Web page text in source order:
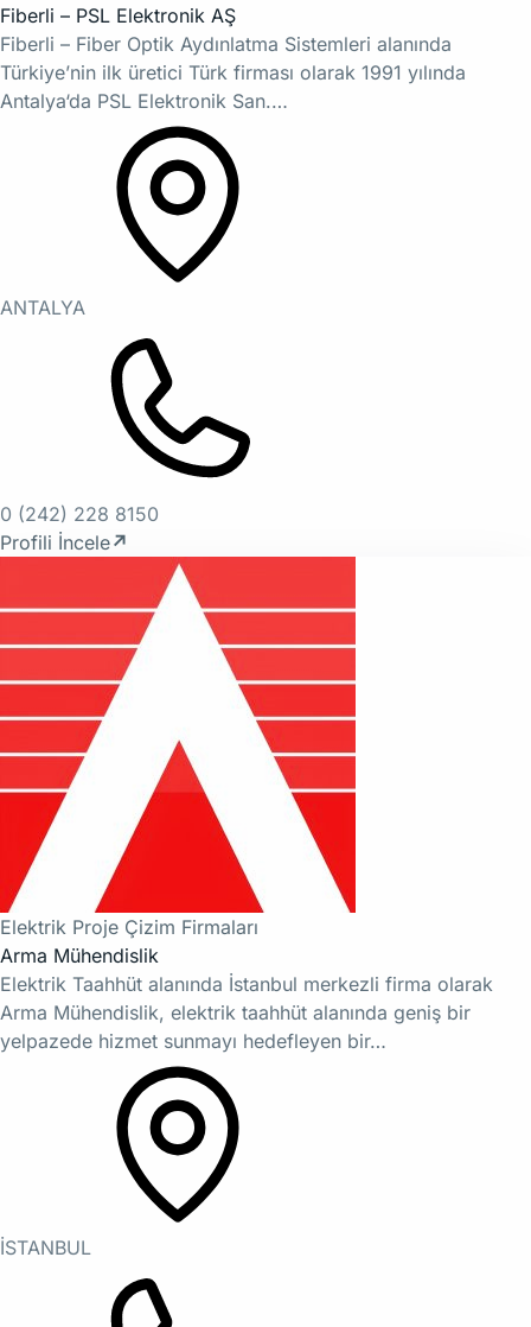
Fiberli – PSL Elektronik AŞ
Fiberli – Fiber Optik Aydınlatma Sistemleri alanında
Türkiye’nin ilk üretici Türk firması olarak 1991 yılında
Antalya‘da PSL Elektronik San.…
ANTALYA
0 (242) 228 8150
Profili İncele↗
Elektrik Proje Çizim Firmaları
Arma Mühendislik
Elektrik Taahhüt alanında İstanbul merkezli firma olarak
Arma Mühendislik, elektrik taahhüt alanında geniş bir
yelpazede hizmet sunmayı hedefleyen bir…
İSTANBUL